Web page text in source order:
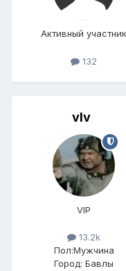
Активный участник
132
vIv
VIP
13.2k
Пол:Мужчина
Город: Бавлы